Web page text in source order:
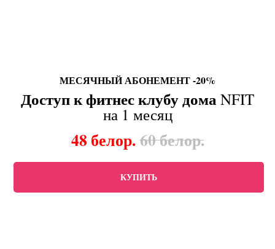
МЕСЯЧНЫЙ АБОНЕМЕНТ -20%
Доступ к фитнес клубу домаNFIT
на 1 месяц
48 белор.60белор.
КУПИТЬ